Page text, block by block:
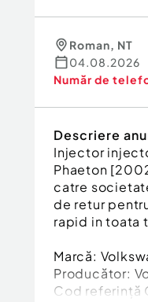
Roman, NT
04.08.2026
Număr de
Descriere
Injector
Phaeton
catre
de retur
rapid in toata
Marcă:
Producător:
Cod referinţă